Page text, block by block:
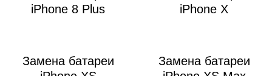
iPhone 8 Plus
iPhone X
Замена батареи
Замена батареи